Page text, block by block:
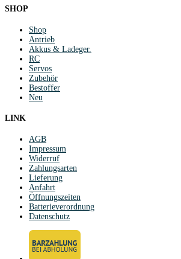
SHOP
Shop
Antrieb
Akkus & Ladeger.
RC
Servos
Zubehör
Bestoffer
Neu
LINK
AGB
Impressum
Widerruf
Zahlungsarten
Lieferung
Anfahrt
Öffnungszeiten
Batterieverordnung
Datenschutz